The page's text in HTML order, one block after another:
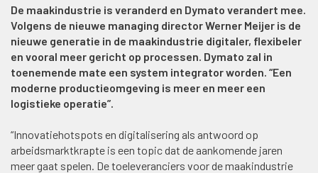
De maakindustrie is veranderd en Dymato verandert mee.
Volgens de nieuwe managing director Werner Meijer is de
nieuwe generatie in de maakindustrie digitaler, flexibeler
en vooral meer gericht op processen. Dymato zal in
toenemende mate een system integrator worden. “Een
moderne productieomgeving is meer en meer een
logistieke operatie”.
“Innovatiehotspots en digitalisering als antwoord op
arbeidsmarktkrapte is een topic dat de aankomende jaren
meer gaat spelen. De toeleveranciers voor de maakindustrie